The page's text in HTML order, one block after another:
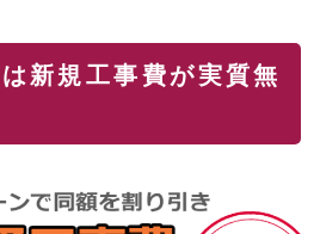
新規工事費が実質無